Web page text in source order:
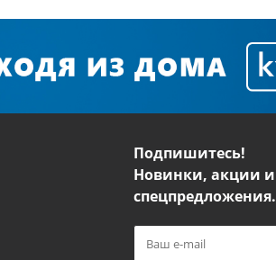
Подпишитесь!
Новинки, акции и
спецпредложения.